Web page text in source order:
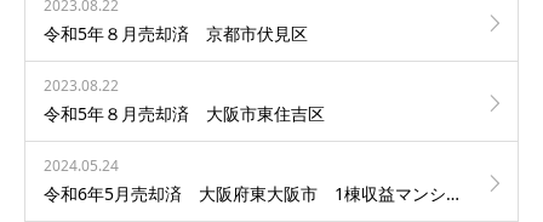
2023.08.22
令和5年８月売却済 京都市伏見区
2023.08.22
令和5年８月売却済 大阪市東住吉区
2024.05.24
令和6年5月売却済 大阪府東大阪市 1棟収益マンション